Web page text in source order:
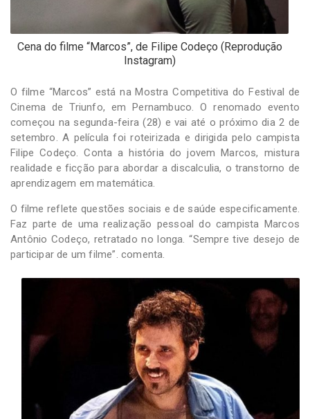
Cena do filme “Marcos”, de Filipe Codeço (Reprodução
Instagram)
O filme “Marcos” está na Mostra Competitiva do Festival de
Cinema de Triunfo, em Pernambuco. O renomado evento
começou na segunda-feira (28) e vai até o próximo dia 2 de
setembro. A película foi roteirizada e dirigida pelo campista
Filipe Codeço. Conta a história do jovem Marcos, mistura
realidade e ficção para abordar a discalculia, o transtorno de
aprendizagem em matemática.
O filme reflete questões sociais e de saúde especificamente.
Faz parte de uma realização pessoal do campista Marcos
Antônio Codeço, retratado no longa. “Sempre tive desejo de
participar de um filme”. comenta.